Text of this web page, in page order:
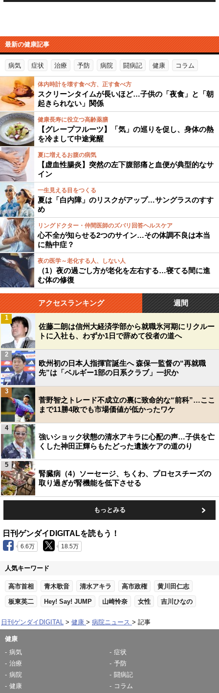
最新の健康記事
病気 症状 治療 予防 病院 闘病記 健康 コラム
体内時計を壊す食べ方、正す食べ方
スクリーンタイムが長いほど…子供の「夜食」と「朝
起きられない」関係
健康長寿に役立つ高齢薬膳
【グレープフルーツ】「気」の巡りを促し、身体の熱
を冷まして中途覚醒
夏に増えるお腹の病気
【虚血性腸炎】突然の左下腹部痛と血便が典型的なサ
イン
一生見える目をつくる
夏は「白内障」のリスクがアップ…サングラスのすす
め
リングドクター・仲間医師のズバリ回答ヘルスケア
心不全が知らせる2つのサイン…その体調不良は本当
に熱中症？
夜の医学～老化する人、しない人
（1）夜の過ごし方が老化を左右する…寝てる間に進
む体の修復
アクセスランキング 週間
佐藤二朗は信州大経済学部から就職氷河期にリクルー
トに入社も、わずか1日で辞めて役者の道へ
1
欧州初の日本人指揮官誕生へ 森保一監督の“再就職
先”は「ベルギー1部の日系クラブ」一択か
2
菅野智之トレード不成立の裏に致命的な“前科”…ここ
まで11勝4敗でも市場価値が低かったワケ
3
強いショック状態の清水アキラに心配の声…子供を亡
くした神田正輝らもたどった遺族ケアの道のり
4
腎臓病（4）ソーセージ、ちくわ、プロセスチーズの
取り過ぎが腎機能を低下させる
5
もっとみる
日刊ゲンダイDIGITALを読もう！
6.6万 18.5万
人気キーワード
高市首相 青木歌音 清水アキラ 高市政権 黄川田仁志
板東英二 Hey! Say! JUMP 山崎怜奈 女性 吉川ひなの
日刊ゲンダイDIGITAL 健康 病院ニュース 記事
健康
病気
症状
治療
予防
病院
闘病記
健康
コラム